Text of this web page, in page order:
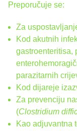
Preporučuje se:
Za
Kod akutnih
gastroenteritisa,
parazitarnih
Kod dijareje
Za prevenciju
(Clostridium
Kao adjuvantna